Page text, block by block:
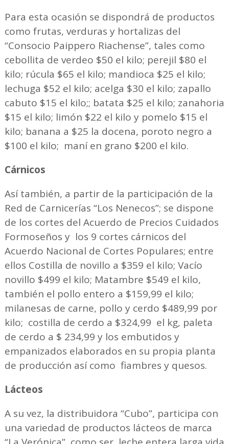
Para esta ocasión se dispondrá de productos
como frutas, verduras y hortalizas del
“Consocio Paippero Riachense”, tales como
cebollita de verdeo $50 el kilo; perejil $80 el
kilo; rúcula $65 el kilo; mandioca $25 el kilo;
lechuga $52 el kilo; acelga $30 el kilo; zapallo
cabuto $15 el kilo;; batata $25 el kilo; zanahoria
$15 el kilo; limón $22 el kilo y pomelo $15 el
kilo; banana a $25 la docena, poroto negro a
$100 el kilo; maní en grano $200 el kilo.
Cárnicos
Así también, a partir de la participación de la
Red de Carnicerías “Los Nenecos”; se dispone
de los cortes del Acuerdo de Precios Cuidados
Formoseños y los 9 cortes cárnicos del
Acuerdo Nacional de Cortes Populares; entre
ellos Costilla de novillo a $359 el kilo; Vacío
novillo $499 el kilo; Matambre $549 el kilo,
también el pollo entero a $159,99 el kilo;
milanesas de carne, pollo y cerdo $489,99 por
kilo; costilla de cerdo a $324,99 el kg, paleta
de cerdo a $ 234,99 y los embutidos y
empanizados elaborados en su propia planta
de producción así como fiambres y quesos.
Lácteos
A su vez, la distribuidora “Cubo”, participa con
una variedad de productos lácteos de marca